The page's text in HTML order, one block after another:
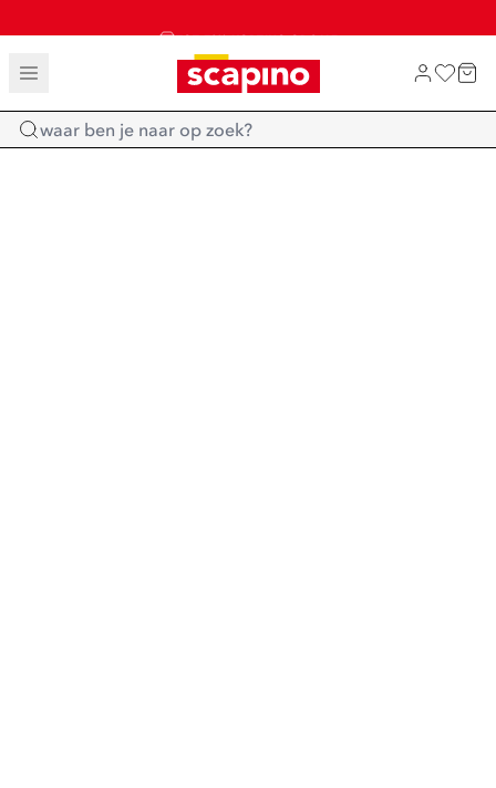
TOT 70% KORTING OP SALE
SALE: LAATSTE KANS!
SHOP NIEUW
Home